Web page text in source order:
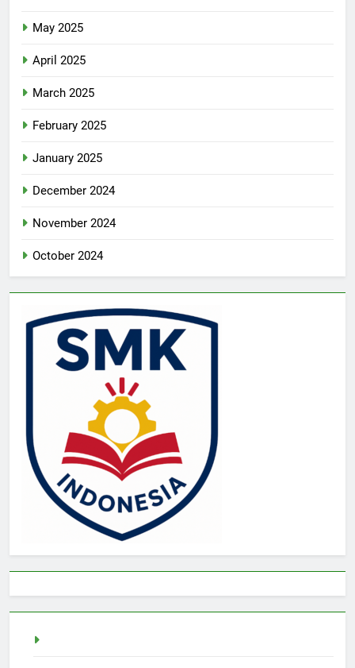
May 2025
April 2025
March 2025
February 2025
January 2025
December 2024
November 2024
October 2024